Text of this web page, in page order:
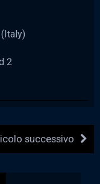
2
successivo